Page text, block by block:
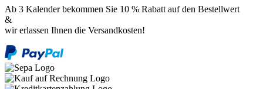
Ab 3 Kalender bekommen Sie 10 % Rabatt auf den Bestellwert
&
wir erlassen Ihnen die Versandkosten!